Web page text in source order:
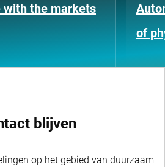
with the markets
of
blijven
op het gebied van duurzaam